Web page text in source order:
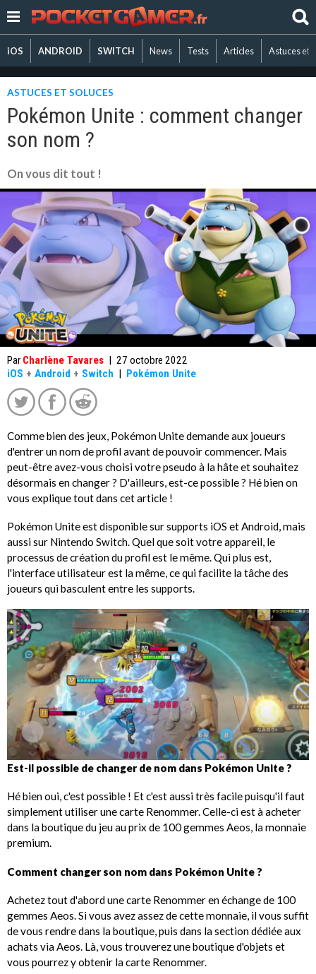
iOS ANDROID SWITCH News Tests Articles Astuces et
ASTUCES ET SOLUCES
Pokémon Unite : comment changer
son nom ?
On vous dit tout !
Par Charlène Tavares | 27 octobre 2022
iOS + Android + Switch | Pokémon Unite
Comme bien des jeux, Pokémon Unite demande aux joueurs
d'entrer un nom de profil avant de pouvoir commencer. Mais
peut-être avez-vous choisi votre pseudo à la hâte et souhaitez
désormais en changer ? D'ailleurs, est-ce possible ? Hé bien on
vous explique tout dans cet article !
Pokémon Unite est disponible sur supports iOS et Android, mais
aussi sur Nintendo Switch. Quel que soit votre appareil, le
processus de création du profil est le même. Qui plus est,
l'interface utilisateur est la même, ce qui facilite la tâche des
joueurs qui basculent entre les supports.
Est-il possible de changer de nom dans Pokémon Unite ?
Hé bien oui, c'est possible ! Et c'est aussi très facile puisqu'il faut
simplement utiliser une carte Renommer. Celle-ci est à acheter
dans la boutique du jeu au prix de 100 gemmes Aeos, la monnaie
premium.
Comment changer son nom dans Pokémon Unite ?
Achetez tout d'abord une carte Renommer en échange de 100
gemmes Aeos. Si vous avez assez de cette monnaie, il vous suffit
de vous rendre dans la boutique, puis dans la section dédiée aux
achats via Aeos. Là, vous trouverez une boutique d'objets et
vous pourrez y obtenir la carte Renommer.